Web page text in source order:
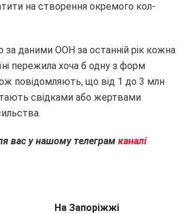
на створення окремого кол-
за даними ООН за останній рік кожна
пережила хоча б одну з форм
повідомляють, що від 1 до 3 млн
свідками або жертвами
вас у нашому телеграм каналі
На Запоріжжі